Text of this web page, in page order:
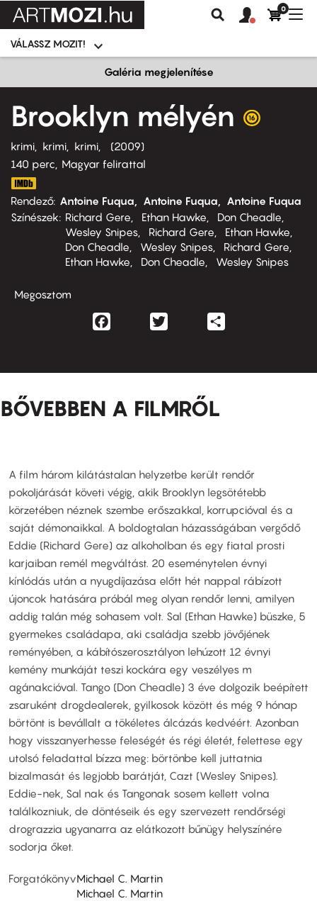
Moziválasztó
menü
VÁLASSZ MOZIT!
Keresés
Felhasználói
fiók
0
Galéria megjelenítése
Brooklyn mélyén
krimi krimi krimi
2009
140 perc,
Magyar felirattal
Rendező Antoine Fuqua Antoine Fuqua
Antoine Fuqua
Színészek
Richard Gere Ethan Hawke
Don Cheadle
Wesley Snipes
Richard Gere
Ethan Hawke
Don Cheadle
Wesley Snipes
Richard Gere
Ethan Hawke
Don Cheadle Wesley Snipes
Megosztom
Facebook
BŐVEBBEN A FILMRŐL
A film három kilátástalan helyzetbe került rendőr
pokoljárását követi végig, akik Brooklyn legsötétebb
körzetében néznek szembe erőszakkal, korrupcióval és a
saját démonaikkal. A boldogtalan házasságában vergődő
Eddie (Richard Gere) az alkoholban és egy fiatal prosti
karjaiban remél megváltást. 20 eseménytelen évnyi
kínlódás után a nyugdíjazása előtt hét nappal rábízott
újoncok hatására próbál meg olyan rendőr lenni, amilyen
addig talán még sohasem volt. Sal (Ethan Hawke) büszke, 5
gyermekes családapa, aki családja szebb jövőjének
reményében, a kábítószerosztályon lehúzott 12 évnyi
kemény munkáját teszi kockára egy veszélyes m
agánakcióval. Tango (Don Cheadle) 3 éve dolgozik beépített
zsaruként drogdealerek, gyilkosok között és még 9 hónap
börtönt is bevállalt a tökéletes álcázás kedvéért. Azonban
hogy visszanyerhesse feleségét és régi életét, felettese egy
utolsó feladattal bízza meg: börtönbe kell juttatnia
bizalmasát és legjobb barátját, Cazt (Wesley Snipes).
Eddie-nek, Sal nak és Tangonak sosem kellett volna
találkozniuk, de döntéseik és egy szervezett rendőrségi
drograzzia ugyanarra az elátkozott bűnügy helyszínére
sodorja őket.
ForgatókönyvMichael C. Martin
Michael C. Martin